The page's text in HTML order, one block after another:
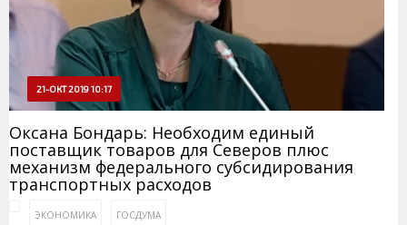
21-ОКТ 2019 10:17
Оксана Бондарь: Необходим единый
поставщик товаров для Северов плюс
механизм федерального субсидирования
транспортных расходов
ЭКОНОМИКА ГОСДУМА